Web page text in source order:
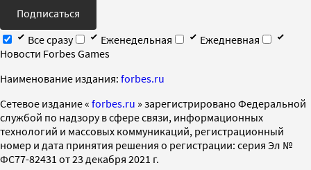
Подписаться
Все сразу
Еженедельная
Ежедневная
Новости Forbes Games
Наименование издания: forbes.ru
Cетевое издание « forbes.ru » зарегистрировано Федеральной
службой по надзору в сфере связи, информационных
технологий и массовых коммуникаций, регистрационный
номер и дата принятия решения о регистрации: серия Эл №
ФС77-82431 от 23 декабря 2021 г.